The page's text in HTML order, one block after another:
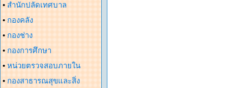
• สำนักปลัดเทศบาล
• กองคลัง
• กองช่าง
• กองการศึกษา
• หน่วยตรวจสอบภายใน
• กองสาธารณสุขและสิ่ง